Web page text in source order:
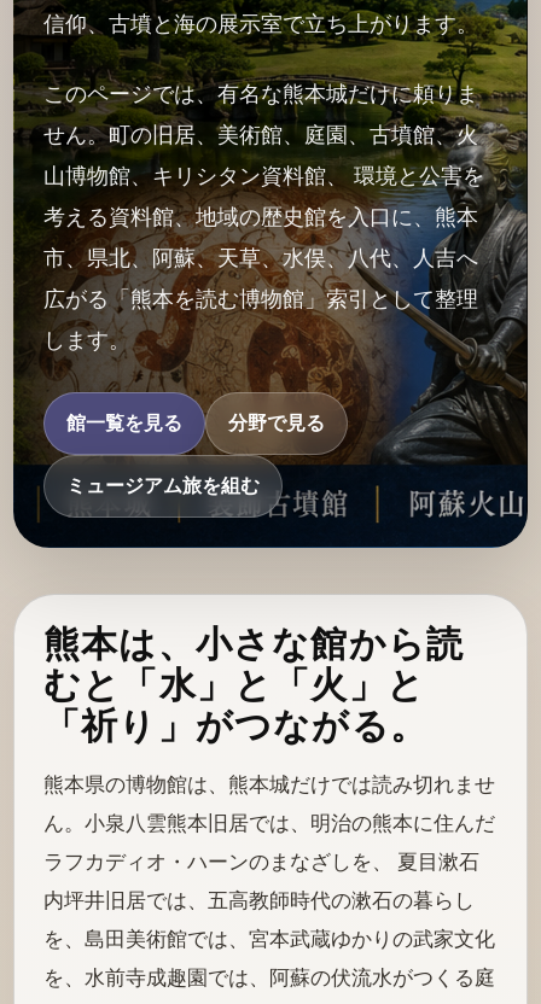
信仰、古墳と海の展示室で立ち上がります。
このページでは、有名な熊本城だけに頼りま
せん。町の旧居、美術館、庭園、古墳館、火
山博物館、キリシタン資料館、 環境と公害を
考える資料館、地域の歴史館を入口に、熊本
市、県北、阿蘇、天草、水俣、八代、人吉へ
広がる「熊本を読む博物館」索引として整理
します。
館一覧を見る 分野で見る
ミュージアム旅を組む
熊本は、小さな館から読
むと「水」と「火」と
「祈り」がつながる。
熊本県の博物館は、熊本城だけでは読み切れませ
ん。小泉八雲熊本旧居では、明治の熊本に住んだ
ラフカディオ・ハーンのまなざしを、 夏目漱石
内坪井旧居では、五高教師時代の漱石の暮らし
を、島田美術館では、宮本武蔵ゆかりの武家文化
を、水前寺成趣園では、阿蘇の伏流水がつくる庭